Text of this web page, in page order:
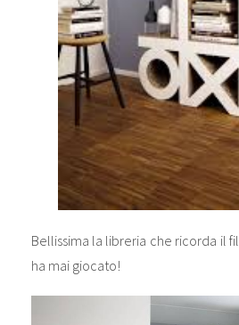
Bellissima la libreria che ricorda il
ha mai giocato!